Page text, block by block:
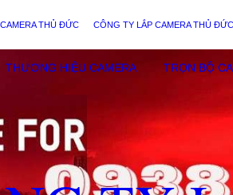
THỦ ĐỨC CÔNG TY LẮP CAMERA THỦ ĐỨC
THƯƠNG HIỆU CAMERA TRỌN BỘ